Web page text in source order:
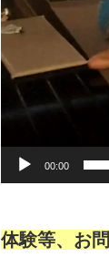
00:00
体験等、お